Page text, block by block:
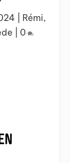
Rémi,
0